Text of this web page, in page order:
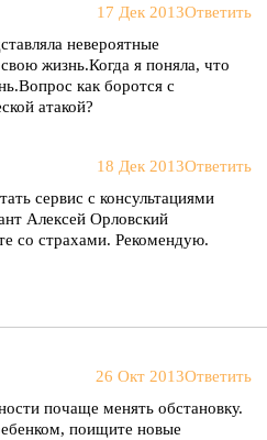
17 Дек 2013Ответить
невероятные
жизнь.Когда я поняла, что
как боротся с
атакой?
18 Дек 2013Ответить
сервис с консультациями
Алексей Орловский
со страхами. Рекомендую.
26 Окт 2013Ответить
почаще менять обстановку.
поищите новые